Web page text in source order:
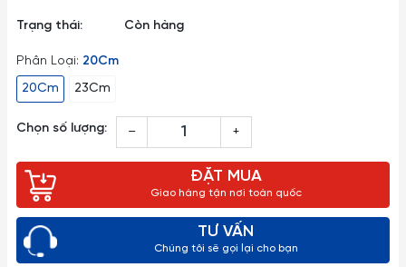
Trạng thái: Còn hàng
Phân Loại: 20Cm
20Cm
23Cm
Chọn số lượng: – +
ĐẶT MUA
Giao hàng tận nơi toàn quốc
TƯ VẤN
Chúng tôi sẽ gọi lại cho bạn